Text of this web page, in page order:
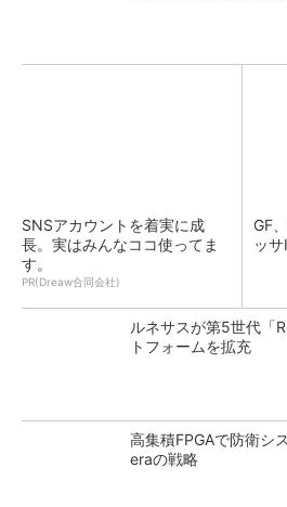
SNSアカウントを着実に成
長。実はみんなココ使ってま
す。
PR(Dreaw合同会社)
GF
ッ
ルネサスが第5世代「
トフォームを拡充
高集積FPGAで防衛シ
eraの戦略